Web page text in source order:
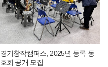
경기창작캠퍼스, 2025년 등록 동
호회 공개 모집